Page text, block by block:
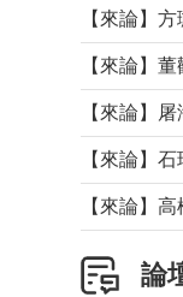
【來論】
論